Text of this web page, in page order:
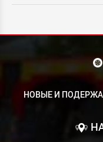
НОВЫЕ И